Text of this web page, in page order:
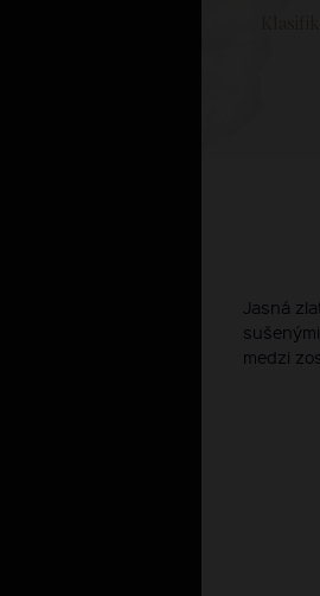
Jasná
medzi